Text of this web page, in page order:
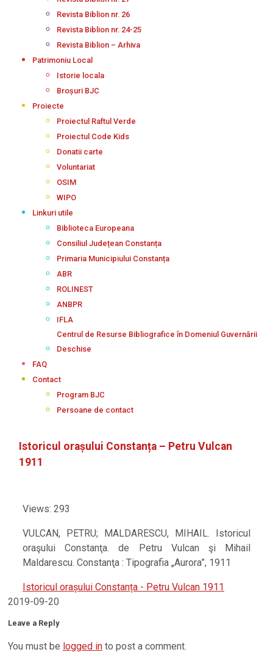
Revista Biblion nr. 26
Revista Biblion nr. 24-25
Revista Biblion – Arhiva
Patrimoniu Local
Istorie locala
Broșuri BJC
Proiecte
Proiectul Raftul Verde
Proiectul Code Kids
Donatii carte
Voluntariat
OSIM
WIPO
Linkuri utile
Biblioteca Europeana
Consiliul Județean Constanța
Primaria Municipiului Constanța
ABR
ROLINEST
ANBPR
IFLA
Centrul de Resurse Bibliografice în Domeniul Guvernării
Deschise
FAQ
Contact
Program BJC
Persoane de contact
Istoricul orașului Constanța – Petru Vulcan
1911
Views: 293
VULCAN, PETRU; MALDARESCU, MIHAIL. Istoricul
oraşului Constanţa. de Petru Vulcan şi Mihail
Maldarescu. Constanţa : Tipografia „Aurora”, 1911
Istoricul orașului Constanța - Petru Vulcan 1911
2019-09-20
Leave a Reply
You must be logged in to post a comment.